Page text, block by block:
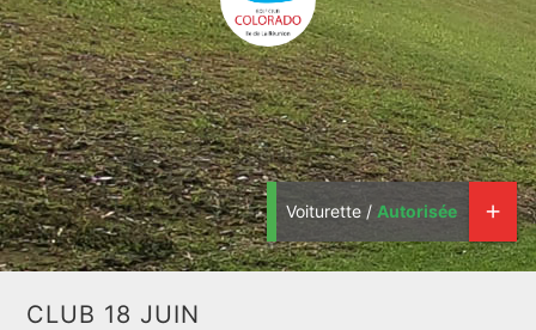
Voiturette / Autorisée add
CLUB 18 JUIN